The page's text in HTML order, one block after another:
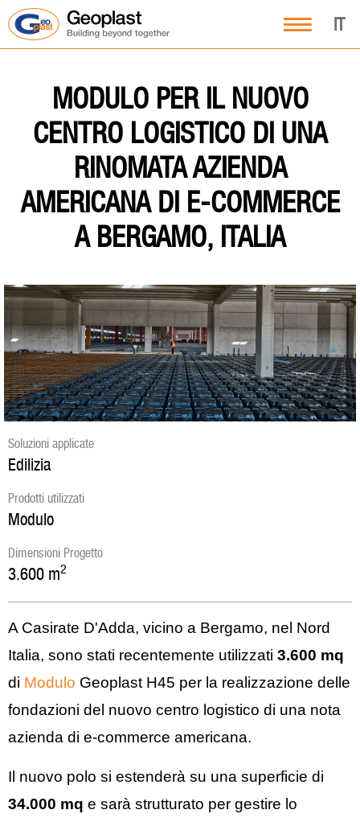
IT
MODULO PER IL NUOVO
CENTRO LOGISTICO DI UNA
RINOMATA AZIENDA
AMERICANA DI E-COMMERCE
A BERGAMO, ITALIA
Soluzioni applicate
Edilizia
Prodotti utilizzati
Modulo
Dimensioni Progetto
3.600 m2
A Casirate D'Adda, vicino a Bergamo, nel Nord
Italia, sono stati recentemente utilizzati 3.600 mq
di Modulo Geoplast H45 per la realizzazione delle
fondazioni del nuovo centro logistico di una nota
azienda di e-commerce americana.
Il nuovo polo si estenderà su una superficie di
34.000 mq e sarà strutturato per gestire lo